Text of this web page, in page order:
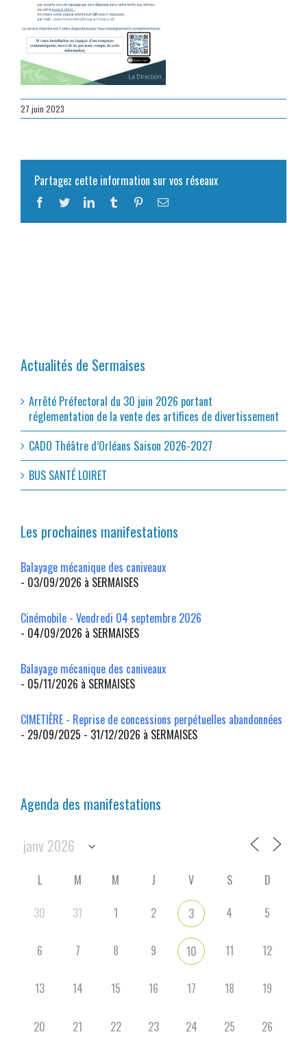
27 juin 2023
Partagez cette information sur vos réseaux
Facebook
TwitterLinkedInTumblr PinterestEmail
Actualités de Sermaises
Arrêté Préfectoral du 30 juin 2026 portant
réglementation de la vente des artifices de divertissement
CADO Théâtre d’Orléans Saison 2026-2027
BUS SANTÉ LOIRET
Les prochaines manifestations
Balayage mécanique des caniveaux
- 03/09/2026 à SERMAISES
Cinémobile - Vendredi 04 septembre 2026
- 04/09/2026 à SERMAISES
Balayage mécanique des caniveaux
- 05/11/2026 à SERMAISES
CIMETIÈRE - Reprise de concessions perpétuelles abandonnées
- 29/09/2025 - 31/12/2026 à SERMAISES
Agenda des manifestations
L M M J V S
D
30
31 1 2 3 4 5
6 7 8 9 10 11 12
13 14 15 16 17 18 19
20 21 22 23 24 25 26